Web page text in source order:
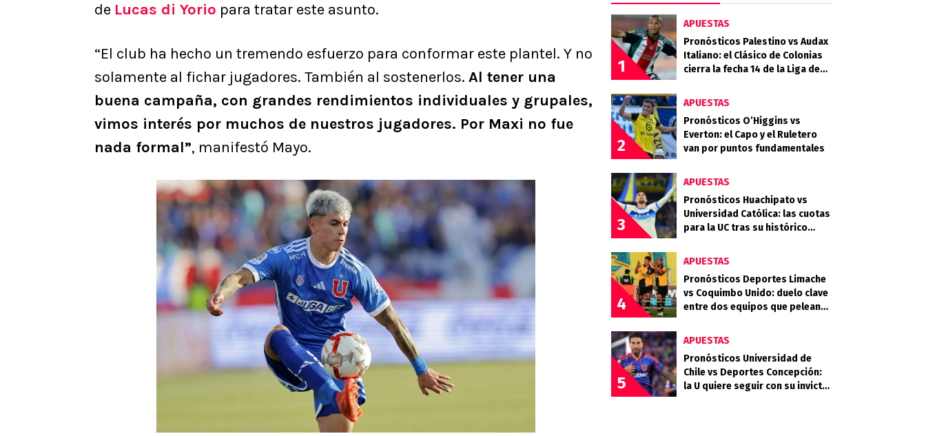
de Lucas di Yorio para tratar este asunto.
“El club ha hecho un tremendo esfuerzo para conformar este plantel. Y no
solamente al fichar jugadores. También al sostenerlos. Al tener una
buena campaña, con grandes rendimientos individuales y grupales,
vimos interés por muchos de nuestros jugadores. Por Maxi no fue
nada formal”, manifestó Mayo.
1
APUESTAS
Pronósticos Palestino vs Audax
Italiano: el Clásico de Colonias
cierra la fecha 14 de la Liga de
2
APUESTAS
Pronósticos O’Higgins vs
Everton: el Capo y el Ruletero
van por puntos fundamentales
3
APUESTAS
Pronósticos Huachipato vs
Universidad Católica: las cuotas
para la UC tras su histórico
4
APUESTAS
Pronósticos Deportes Limache
vs Coquimbo Unido: duelo clave
entre dos equipos que pelean
5
APUESTAS
Pronósticos Universidad de
Chile vs Deportes Concepción:
la U quiere seguir con su invicto